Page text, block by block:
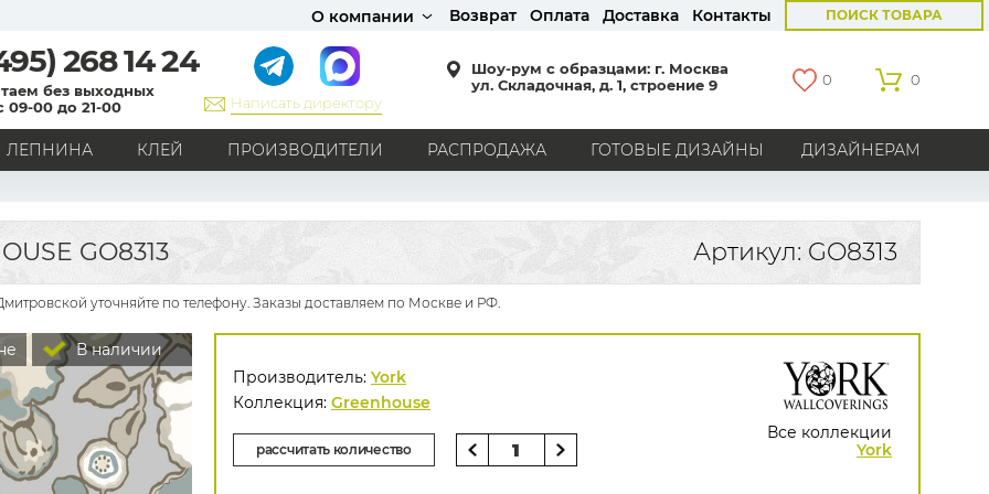
О компании Возврат Оплата Доставка Контакты ПОИСК ТОВАРА
268 14 24
без выходных
09-00 до 21-00
Написать директору
Шоу-рум с образцами: г. Москва
ул. Складочная, д. 1, строение 9
0 0
ЛЕПНИНА КЛЕЙ ПРОИЗВОДИТЕЛИ РАСПРОДАЖА ГОТОВЫЕ ДИЗАЙНЫ ДИЗАЙНЕРАМ
Кантри
Модерн Прованс Хай-тек
Лофт
Классика
Английский стиль
Америка
Англия Бельгия
Германия
Голландия
Россия Все страны
РИСУНОК
Граффити
Карта мира
Под кирпич
С вензелями
С надписями
Однотонные
Геометрический рисунок
Цветы
Дамаск
В клетку
В полоску Все рисунки
БРЕНДЫ
Aura
York
Bernardo Bartalucci
Zambaiti
AS Creation
Hygge Roll
GO8313 Артикул: GO8313
уточняйте по телефону. Заказы доставляем по Москве и РФ.
В наличии
Все коллекции
York
Производитель: York
Коллекция: Greenhouse
рассчитать количество